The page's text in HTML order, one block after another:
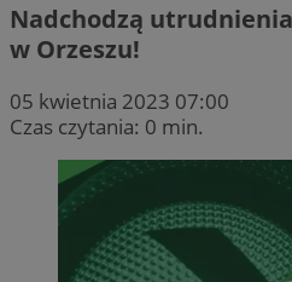
Nadchodzą
w Orzeszu!
05 kwietnia 2023 07:00
Czas czytania: 0 min.